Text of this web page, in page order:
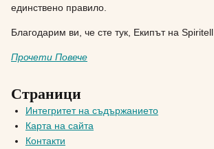
единствено правило.
Благодарим ви, че сте тук, Екипът на Spiritell
Прочети Повече
Страници
Интегритет на съдържанието
Карта на сайта
Контакти